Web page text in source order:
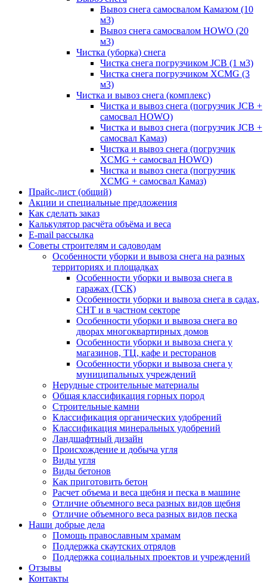
Вывоз снега самосвалом Камазом (10
м3)
Вывоз снега самосвалом HOWO (20
м3)
Чистка (уборка) снега
Чистка снега погрузчиком JCB (1 м3)
Чистка снега погрузчиком XCMG (3
м3)
Чистка и вывоз снега (комплекс)
Чистка и вывоз снега (погрузчик JCB +
самосвал HOWO)
Чистка и вывоз снега (погрузчик JCB +
самосвал Камаз)
Чистка и вывоз снега (погрузчик
XCMG + самосвал HOWO)
Чистка и вывоз снега (погрузчик
XCMG + самосвал Камаз)
Прайс-лист (общий)
Акции и специальные предложения
Как сделать заказ
Калькулятор расчёта объёма и веса
E-mail рассылка
Советы строителям и садоводам
Особенности уборки и вывоза снега на разных
территориях и площадках
Особенности уборки и вывоза снега в
гаражах (ГСК)
Особенности уборки и вывоза снега в садах,
СНТ и в частном секторе
Особенности уборки и вывоза снега во
дворах многоквартирных домов
Особенности уборки и вывоза снега у
магазинов, ТЦ, кафе и ресторанов
Особенности уборки и вывоза снега у
муниципальных учреждений
Нерудные строительные материалы
Общая классификация горных пород
Строительные камни
Классификация органических удобрений
Классификация минеральных удобрений
Ландшафтный дизайн
Происхождение и добыча угля
Виды угля
Виды бетонов
Как приготовить бетон
Расчет объема и веса щебня и песка в машине
Отличие объемного веса разных видов щебня
Отличие объемного веса разных видов песка
Наши добрые дела
Помощь православным храмам
Поддержка скаутских отрядов
Поддержка социальных проектов и учреждений
Отзывы
Контакты